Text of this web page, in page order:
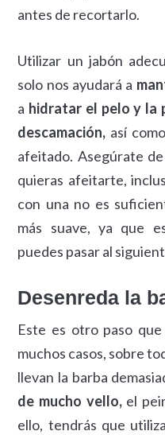
antes de recortarlo.
Utilizar un jabón
solo nos ayudará a
a hidratar el pelo y la
descamación, así
afeitado. Asegúrate
quieras afeitarte,
con una no es
más suave, ya que
puedes pasar al
Desenreda la
Este es otro paso
muchos casos, sobre
llevan la barba
de mucho vello, el
ello, tendrás que